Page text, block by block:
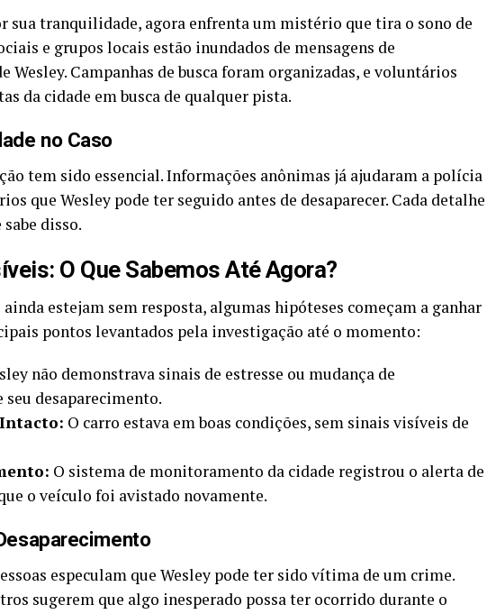
sua tranquilidade, agora enfrenta um mistério que tira o sono de
e grupos locais estão inundados de mensagens de
Wesley. Campanhas de busca foram organizadas, e voluntários
da cidade em busca de qualquer pista.
no Caso
tem sido essencial. Informações anônimas já ajudaram a polícia
que Wesley pode ter seguido antes de desaparecer. Cada detalhe
disso.
O Que Sabemos Até Agora?
estejam sem resposta, algumas hipóteses começam a ganhar
pontos levantados pela investigação até o momento:
não demonstrava sinais de estresse ou mudança de
desaparecimento.
O carro estava em boas condições, sem sinais visíveis de
O sistema de monitoramento da cidade registrou o alerta de
o veículo foi avistado novamente.
especulam que Wesley pode ter sido vítima de um crime.
sugerem que algo inesperado possa ter ocorrido durante o